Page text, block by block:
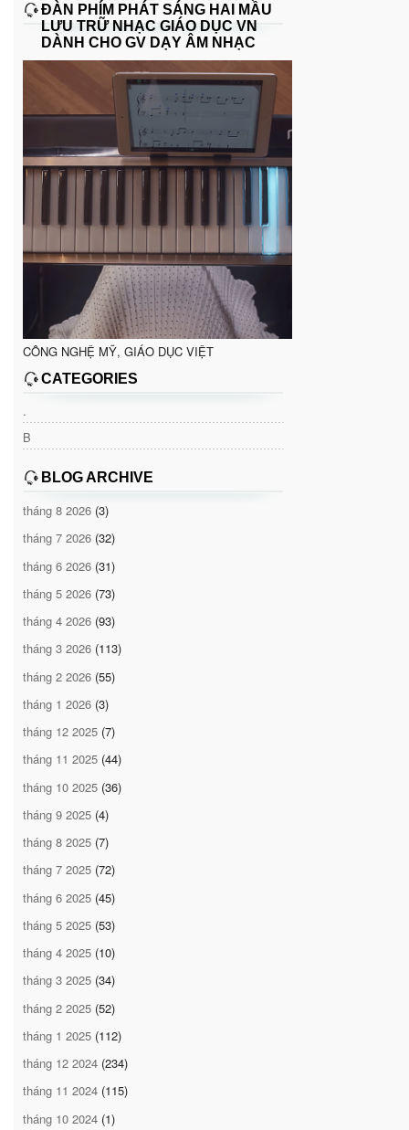
ĐÀN PHÍM PHÁT SÁNG HAI MẦU
LƯU TRỮ NHẠC GIÁO DỤC VN
DÀNH CHO GV DẠY ÂM NHẠC
CÔNG NGHỆ MỸ, GIÁO DỤC VIỆT
CATEGORIES
.
B
BLOG ARCHIVE
tháng 8 2026 (3)
tháng 7 2026 (32)
tháng 6 2026 (31)
tháng 5 2026 (73)
tháng 4 2026 (93)
tháng 3 2026 (113)
tháng 2 2026 (55)
tháng 1 2026 (3)
tháng 12 2025 (7)
tháng 11 2025 (44)
tháng 10 2025 (36)
tháng 9 2025 (4)
tháng 8 2025 (7)
tháng 7 2025 (72)
tháng 6 2025 (45)
tháng 5 2025 (53)
tháng 4 2025 (10)
tháng 3 2025 (34)
tháng 2 2025 (52)
tháng 1 2025 (112)
tháng 12 2024 (234)
tháng 11 2024 (115)
tháng 10 2024 (1)